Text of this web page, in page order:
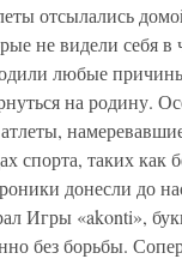
отсылались
не видели себя в
любые
на родину.
спорта, таких как
донесли до
Игры «akonti»,
без борьбы.